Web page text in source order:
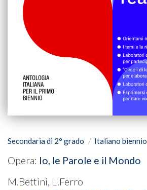
Secondaria di 2° grado Italiano biennio
Opera: Io, le Parole e il Mondo
M.Bettini, L.Ferro